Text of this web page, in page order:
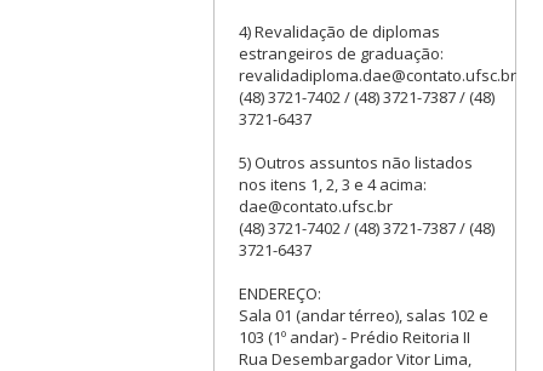
4) Revalidação de diplomas
estrangeiros de graduação:
revalidadiploma.dae@contato.ufsc.br
(48) 3721-7402 / (48) 3721-7387 / (48)
3721-6437
5) Outros assuntos não listados
nos itens 1, 2, 3 e 4 acima:
dae@contato.ufsc.br
(48) 3721-7402 / (48) 3721-7387 / (48)
3721-6437
ENDEREÇO:
Sala 01 (andar térreo), salas 102 e
103 (1º andar) - Prédio Reitoria II
Rua Desembargador Vitor Lima,